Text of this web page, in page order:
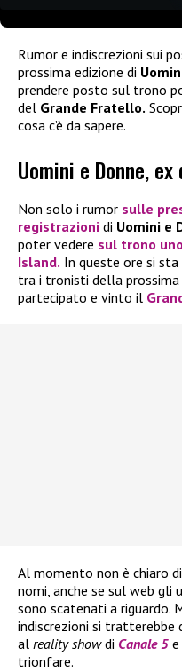
Rumor e indiscrezioni sui
prossima edizione di
prendere posto sul trono
del Grande Fratello.
cosa c’è da sapere.
Uomini e Donne,
Non solo i rumor sulle
registrazioni di Uomini e
poter vedere sul trono
Island. In queste ore si
tra i tronisti della
partecipato e vinto il
Al momento non è chiaro
nomi, anche se sul web gli
sono scatenati a riguardo.
indiscrezioni si tratterebbe
al reality showdi Canale 5
trionfare.